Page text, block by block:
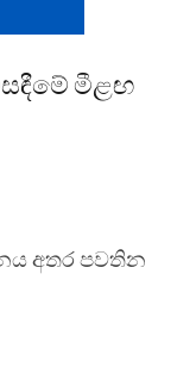
මීළඟ
අතර පවතින